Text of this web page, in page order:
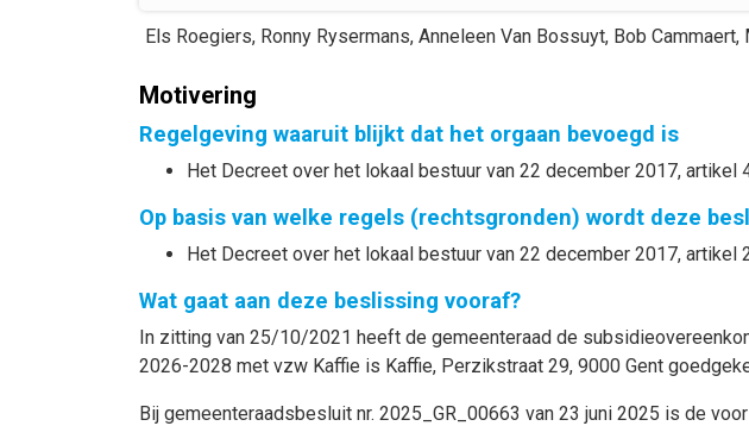
Els Roegiers, Ronny Rysermans, Anneleen Van Bossuyt, Bob Cammaert,
Motivering
Regelgeving waaruit blijkt dat het orgaan bevoegd is
Het Decreet over het lokaal bestuur van 22 december 2017, artikel
Op basis van welke regels (rechtsgronden) wordt deze
Het Decreet over het lokaal bestuur van 22 december 2017, artikel
Wat gaat aan deze beslissing vooraf?
In zitting van 25/10/2021 heeft de gemeenteraad de
2026-2028 met vzw Kaffie is Kaffie, Perzikstraat 29, 9000 Gent
Bij gemeenteraadsbesluit nr. 2025_GR_00663 van 23 juni 2025 is de